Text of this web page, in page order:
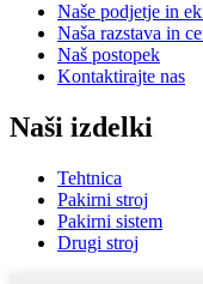
Naše podjetje in
Naša razstava in
Naš postopek
Kontaktirajte nas
Naši izdelki
Tehtnica
Pakirni stroj
Pakirni sistem
Drugi stroj